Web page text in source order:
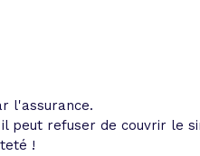
l'assurance.
peut refuser de couvrir le
!